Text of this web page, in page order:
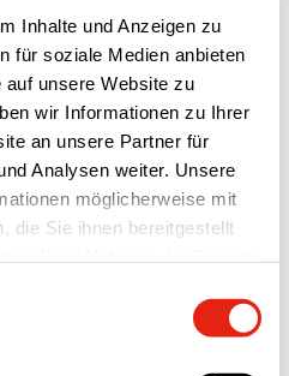
Inhalte und Anzeigen zu
für soziale Medien anbieten
unsere Website zu
wir Informationen zu Ihrer
an unsere Partner für
Analysen weiter. Unsere
möglicherweise mit
die Sie ihnen bereitgestellt